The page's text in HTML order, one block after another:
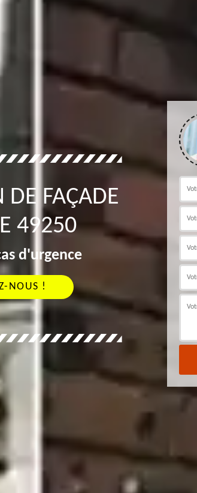
DE FAÇADE
49250
d'urgence
NOUS !